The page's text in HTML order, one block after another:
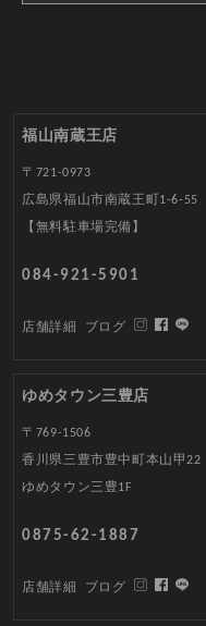
福山南蔵王店
〒721-0973
広島県福山市南蔵王町1-6-55
【無料駐車場完備】
084-921-5901
店舗詳細 ブログ
ゆめタウン三豊店
〒769-1506
香川県三豊市豊中町本山甲22
ゆめタウン三豊1F
0875-62-1887
店舗詳細 ブログ